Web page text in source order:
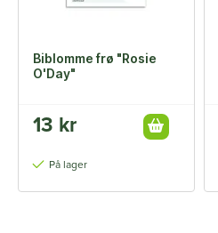
Biblomme frø "Rosie
O'Day"
13 kr
På lager